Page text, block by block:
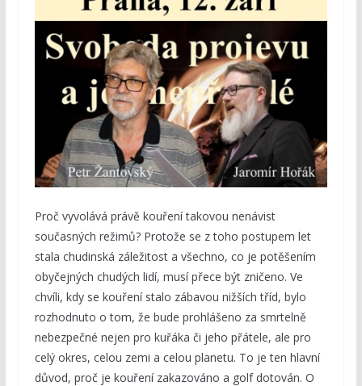
Proč vyvolává právě kouření takovou nenávist
současných režimů? Protože se z toho postupem let
stala chudinská záležitost a všechno, co je potěšením
obyčejných chudých lidí, musí přece být zničeno. Ve
chvíli, kdy se kouření stalo zábavou nižších tříd, bylo
rozhodnuto o tom, že bude prohlášeno za smrtelně
nebezpečné nejen pro kuřáka či jeho přátele, ale pro
celý okres, celou zemi a celou planetu. To je ten hlavní
důvod, proč je kouření zakazováno a golf dotován. O